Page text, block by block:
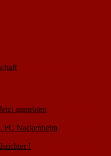
anmelden
FC Nackenheim
!